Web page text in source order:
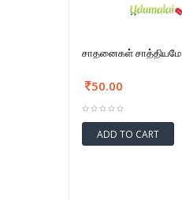
சாதனைகள் சாத்தியமே
50.00
ADD TO CART